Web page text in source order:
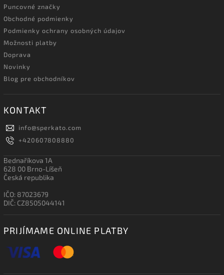
Puncovné značky
Obchodné podmienky
Podmienky ochrany osobných údajov
Možnosti platby
Doprava
Novinky
Blog pre obchodníkov
KONTAKT
info@sperkato.com
+420607808880
Bednaříkova 1A
628 00 Brno-Líšeň
Česká republika
IČO: 87023679
DIČ: CZ8505044141
PRIJÍMAME ONLINE PLATBY